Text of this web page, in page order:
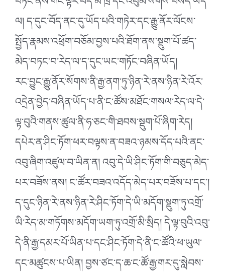
ལ། ད་དུང་བོད་ནང་དུ་ཡོད་པའི་གཏེར་དང་རྒྱུ་ནོར་ལོངས་
སྤྱོད་རྣམས་འཕྲོག་བཅོམ་བྱས་པའི་ཐོག་ནས་སྡུག་པོ་ཚད་
མེད་བཏང་བ་རེད་ལ་ད་དུང་ཡང་གཏོང་བཞིན་ཡོད།
རང་བྱུང་རྒྱུ་ནོར་སོགས་ནི་རྒྱ་ནག་ཏུ་ཉིན་རེ་ནས་ཉིན་རེ་འོར་
འདྲེན་བྱེད་བཞིན་ཡོད་པ་ནི་ང་ཚོས་མཐོང་གསལ་རེད་ལ་དེ་
ལྟ་བུའི་གནས་ཚུལ་ནི་ཧ་ཅང་གི་ཐབས་སྡུག་པོ་ཞིག་རེད།
དཔེར་ན་ཤིང་ཏོག་ཕར་བལྟས་ན་བཟའ་ཉམས་དོད་པའི་ནང་
འབུ་ཞིག་འཛུལ་བ་ཡིན་ན། འབུ་དེ་ཡི་ཤིང་ཏོག་གི་བཅུད་མེད་
པར་བཟོས་ནས། ང་ཚོར་བཟའ་འདོད་མེད་པར་བཟོས་པ་དང༌།
ད་དུང་ཉིན་རེ་ནས་ཉིན་རེ་ཤིང་ཏོག་དེ་ཡི་མདོག་སྡུག་ཏུ་འགྲོ་
ཡི་རེད་མ་གཏོགས་མདོག་ཡག་ཏུ་འགྲོ་མི་སྲིད། དེ་ལྟ་བུའི་འབུ་
དེ་ནི་རྒྱ་དམར་པོ་ཡིན་པ་དང་ཤིང་ཏོག་དེ་ནི་ང་ཚོའི་ཕ་ཡུལ་
དང་མཚུངས་པ་ཡིན། བྱས་ཙང་ད་ཆ་ང་ཚོ་རྒྱ་གར་དུ་སླེབས་